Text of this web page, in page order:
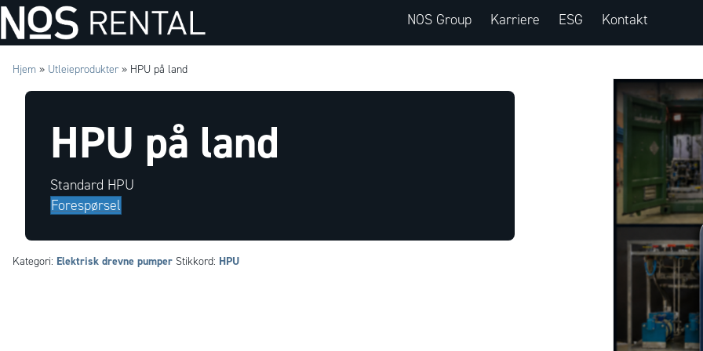
NOS Group Karriere ESG Kontakt
Hjem » Utleieprodukter » HPU på land
HPU på land
Standard HPU
Forespørsel
Kategori: Elektrisk drevne pumper Stikkord: HPU